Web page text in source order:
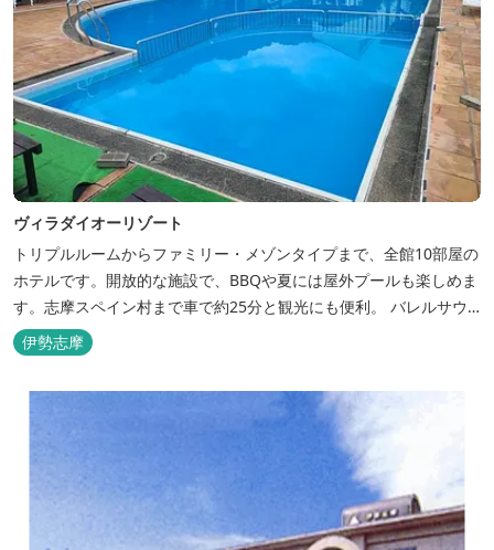
ヴィラダイオーリゾート
トリプルルームからファミリー・メゾンタイプまで、全館10部屋の
ホテルです。開放的な施設で、BBQや夏には屋外プールも楽しめま
す。志摩スペイン村まで車で約25分と観光にも便利。 バレルサウ
ナをはじめました。
伊勢志摩